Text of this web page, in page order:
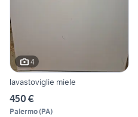
4
lavastoviglie miele
450 €
Palermo(PA)